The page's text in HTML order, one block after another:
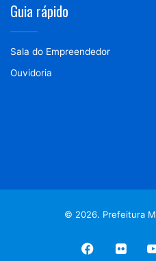
Guia rápido
Sala do Empreendedor
Ouvidoria
© 2026. Prefeitura
Facebook